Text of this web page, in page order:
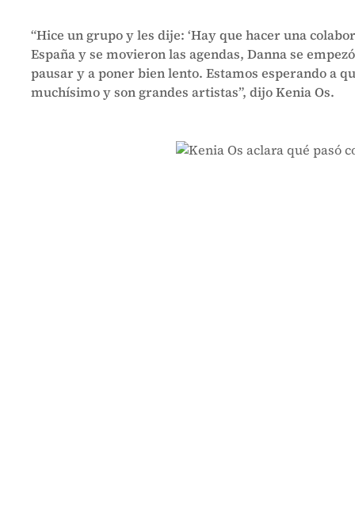
“Hice un grupo y les dije: ‘Hay que hacer una
España y se movieron las agendas, Danna se
pausar y a poner bien lento. Estamos esperando a
muchísimo y son grandes artistas”, dijo Kenia Os.